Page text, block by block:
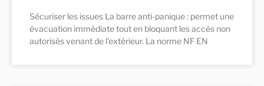
Sécuriser les issues La barre anti-panique : permet une
évacuation immédiate tout en bloquant les accès non
autorisés venant de l’extérieur. La norme NF EN